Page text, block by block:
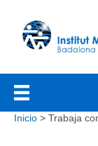
contenido
Inicio Trabaja